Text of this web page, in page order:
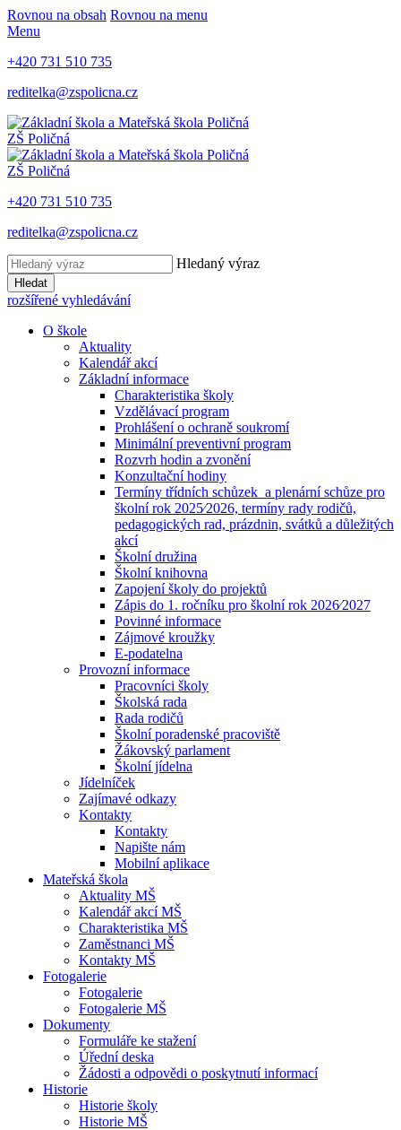
Rovnou na obsah Rovnou na menu
Menu
+420 731 510 735
reditelka@zspolicna.cz
ZŠ Poličná
ZŠ Poličná
+420 731 510 735
reditelka@zspolicna.cz
Hledaný výraz
Hledat
rozšířené vyhledávání
O škole
Aktuality
Kalendář akcí
Základní informace
Charakteristika školy
Vzdělávací program
Prohlášení o ochraně soukromí
Minimální preventivní program
Rozvrh hodin a zvonění
Konzultační hodiny
Termíny třídních schůzek a plenární schůze pro
školní rok 2025⁄2026, termíny rady rodičů,
pedagogických rad, prázdnin, svátků a důležitých
akcí
Školní družina
Školní knihovna
Zapojení školy do projektů
Zápis do 1. ročníku pro školní rok 2026⁄2027
Povinné informace
Zájmové kroužky
E-podatelna
Provozní informace
Pracovníci školy
Školská rada
Rada rodičů
Školní poradenské pracoviště
Žákovský parlament
Školní jídelna
Jídelníček
Zajímavé odkazy
Kontakty
Kontakty
Napište nám
Mobilní aplikace
Mateřská škola
Aktuality MŠ
Kalendář akcí MŠ
Charakteristika MŠ
Zaměstnanci MŠ
Kontakty MŠ
Fotogalerie
Fotogalerie
Fotogalerie MŠ
Dokumenty
Formuláře ke stažení
Úřední deska
Žádosti a odpovědi o poskytnutí informací
Historie
Historie školy
Historie MŠ